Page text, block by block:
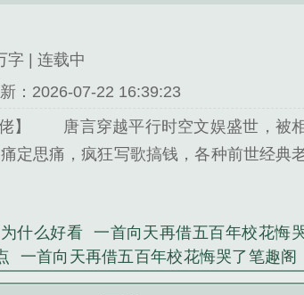
字 | 连载中
：2026-07-22 16:39:23
佬】 唐言穿越平行时空文娱盛世，被
思痛，疯狂写歌搞钱，各种前世经典
类小说。
什么好看
一首向天再借五百年校花悔
一首向天再借五百年校花悔哭了笔趣阁
向天再借五百年小伙翻唱 一首向天再